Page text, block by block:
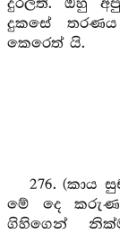
දුරලති. ඔහු
දුකසේ
කෙරෙත් යි.
276. (කාය
මේ දෙ කරුණ
ගිහිගෙන්